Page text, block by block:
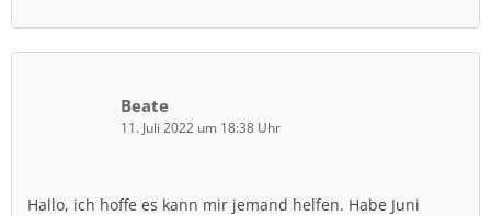
Beate
11. Juli 2022 um 18:38 Uhr
Hallo, ich hoffe es kann mir jemand helfen. Habe Juni